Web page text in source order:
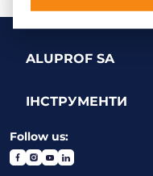
ALUPROF SA
ІНСТРУМЕНТИ
Follow us: